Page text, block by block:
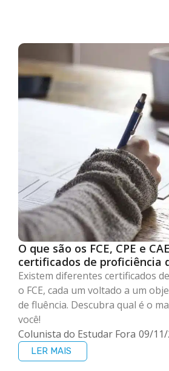
O que são os FCE, CPE e
certificados de proficiência
Existem diferentes certificados
o FCE, cada um voltado a um
de fluência. Descubra qual é o
você!
Colunista do Estudar Fora 09/
LER MAIS